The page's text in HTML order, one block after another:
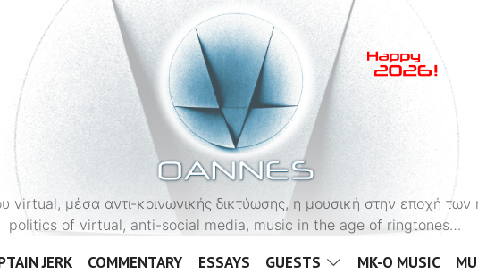
OANNES
virtual, μέσα αντι-κοινωνικής δικτύωσης, η μουσική στην εποχή
politics of virtual, anti-social media, music in the age of ringtones…
JERK COMMENTARY ESSAYS GUESTS MK-O MUSIC